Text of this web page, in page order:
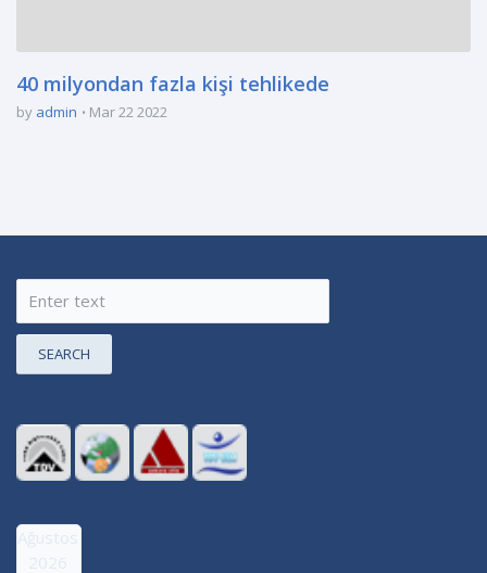
40 milyondan fazla kişi tehlikede
by admin Mar 22 2022
SEARCH
Ağustos
2026